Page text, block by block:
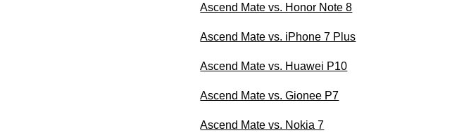
Ascend Mate vs. Honor Note 8
Ascend Mate vs. iPhone 7 Plus
Ascend Mate vs. Huawei P10
Ascend Mate vs. Gionee P7
Ascend Mate vs. Nokia 7